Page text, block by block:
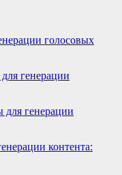
голосовых
генерации
генерации
контента: